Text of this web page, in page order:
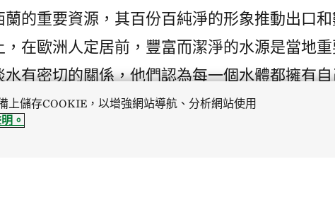
蘭的重要資源，其百份百純淨的形象推動出口
，在歐洲人定居前，豐富而潔淨的水源是當地
水有密切的關係，他們認為每一個水體都擁有
蘭的淡水資源正面臨極大威脅。在農業和乳製
全國各地的水道，導致60%受政府監測的河流
儲存COOKIE，以增強網站導航、分析網站使用
。